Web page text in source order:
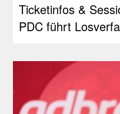
Ticketinfos &
PDC führt